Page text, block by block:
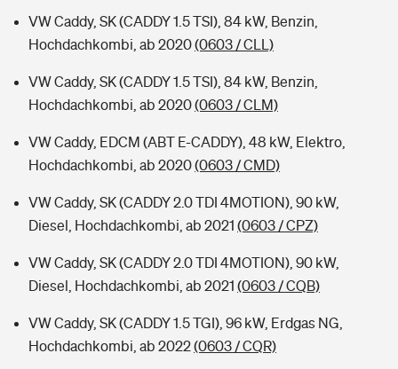
VW Caddy, SK (CADDY 1.5 TSI), 84 kW, Benzin,
Hochdachkombi, ab 2020(0603 / CLL)
VW Caddy, SK (CADDY 1.5 TSI), 84 kW, Benzin,
Hochdachkombi, ab 2020(0603 / CLM)
VW Caddy, EDCM (ABT E-CADDY), 48 kW, Elektro,
Hochdachkombi, ab 2020(0603 / CMD)
VW Caddy, SK (CADDY 2.0 TDI 4MOTION), 90 kW,
Diesel, Hochdachkombi, ab 2021 (0603 / CPZ)
VW Caddy, SK (CADDY 2.0 TDI 4MOTION), 90 kW,
Diesel, Hochdachkombi, ab 2021 (0603 / CQB)
VW Caddy, SK (CADDY 1.5 TGI), 96 kW, Erdgas NG,
Hochdachkombi, ab 2022(0603 / CQR)